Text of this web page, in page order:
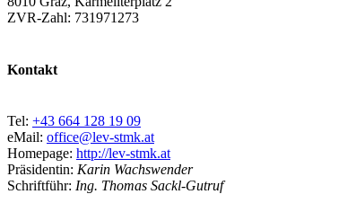
ZVR-Zahl: 731971273
Kontakt
Tel: +43 664 128 19 09
eMail: office@lev-stmk.at
Homepage: http://lev-stmk.at
Präsidentin: Karin Wachswender
Schriftführ: Ing. Thomas Sackl-Gutruf